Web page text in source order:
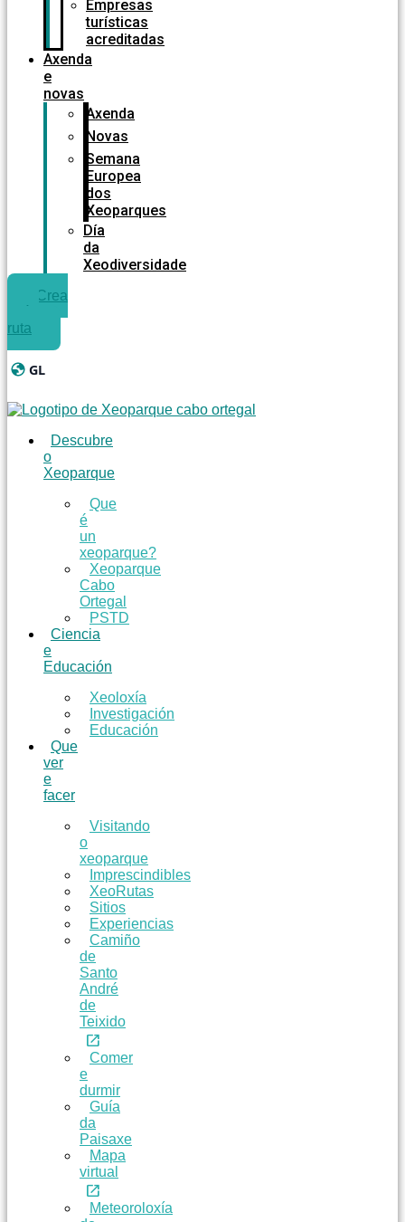
Empresas
turísticas
acreditadas
Axenda
e
novas
Axenda
Novas
Semana
Europea
dos
Xeoparques
Día
da
Xeodiversidade
Crea
ruta
GL
Cambiar idioma
Descubre
o
Xeoparque
Que
é
un
xeoparque?
Xeoparque
Cabo
Ortegal
PSTD
Ciencia
e
Educación
Xeoloxía
Investigación
Educación
Que
ver
e
facer
Visitando
o
xeoparque
Imprescindibles
XeoRutas
Sitios
Experiencias
Camiño
de
Santo
André
de
Teixido
Comer
e
durmir
Guía
da
Paisaxe
Mapa
virtual
Meteoroloxía